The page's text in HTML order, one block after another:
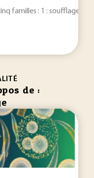
familles : 1 : soufflage
de :